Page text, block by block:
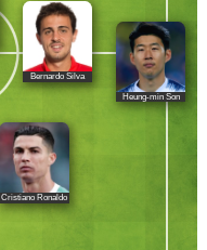
Heung-min Son
Bernardo Silva
Cristiano Ronaldo